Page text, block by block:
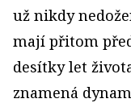
už nikdy
mají přitom
desítky let
znamená